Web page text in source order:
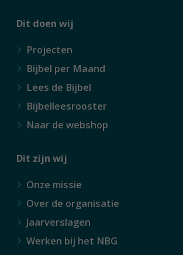
Dit doen wij
Projecten
Bijbel per Maand
Lees de Bijbel
Bijbelleesrooster
Naar de webshop
Dit zijn wij
Onze missie
Over de organisatie
Jaarverslagen
Werken bij het NBG